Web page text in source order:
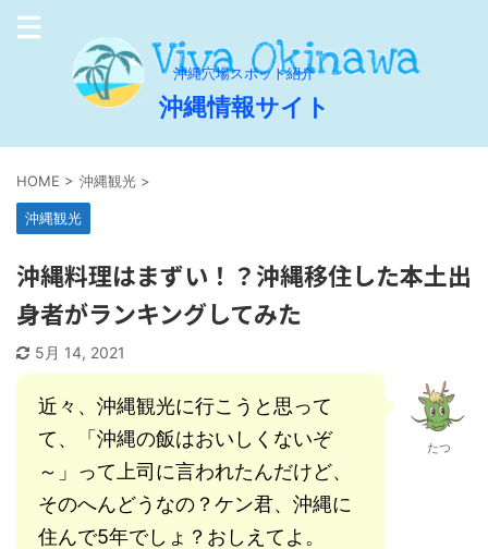
沖縄穴場スポット紹介
沖縄情報サイト
HOME > 沖縄観光 >
沖縄観光
沖縄料理はまずい！？沖縄移住した本土出
身者がランキングしてみた
5月 14, 2021
近々、沖縄観光に行こうと思って
て、「沖縄の飯はおいしくないぞ
～」って上司に言われたんだけど、
そのへんどうなの？ケン君、沖縄に
住んで5年でしょ？おしえてよ。
たつ